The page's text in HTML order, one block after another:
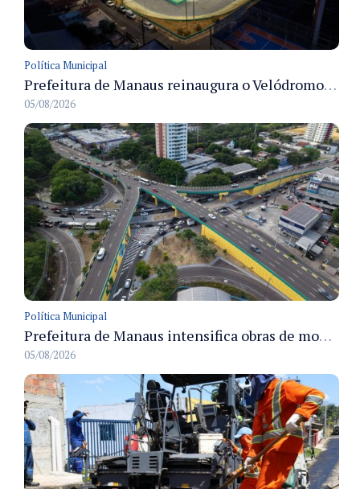
Política Municipal
Prefeitura de Manaus reinaugura o Velódromo Professora Alzira Campos e entrega espaço esportivo totalmente revitalizado
05/08/2026
Política Municipal
Prefeitura de Manaus intensifica obras de modernização no viaduto Miguel Arraes para ampliar segurança e acessibilidade na região
05/08/2026